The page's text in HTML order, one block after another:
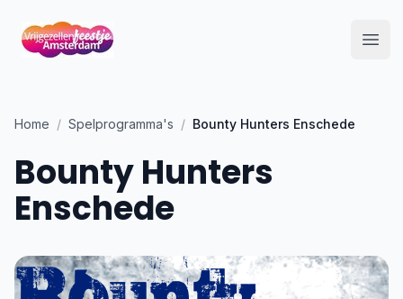
Home / Spelprogramma's / Bounty Hunters Enschede
Bounty Hunters
Enschede